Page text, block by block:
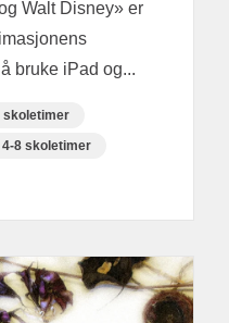
Walt Disney» er
bruke iPad og...
skoletimer
4-8 skoletimer